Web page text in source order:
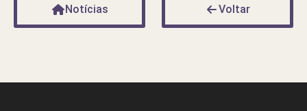
Notícias Voltar